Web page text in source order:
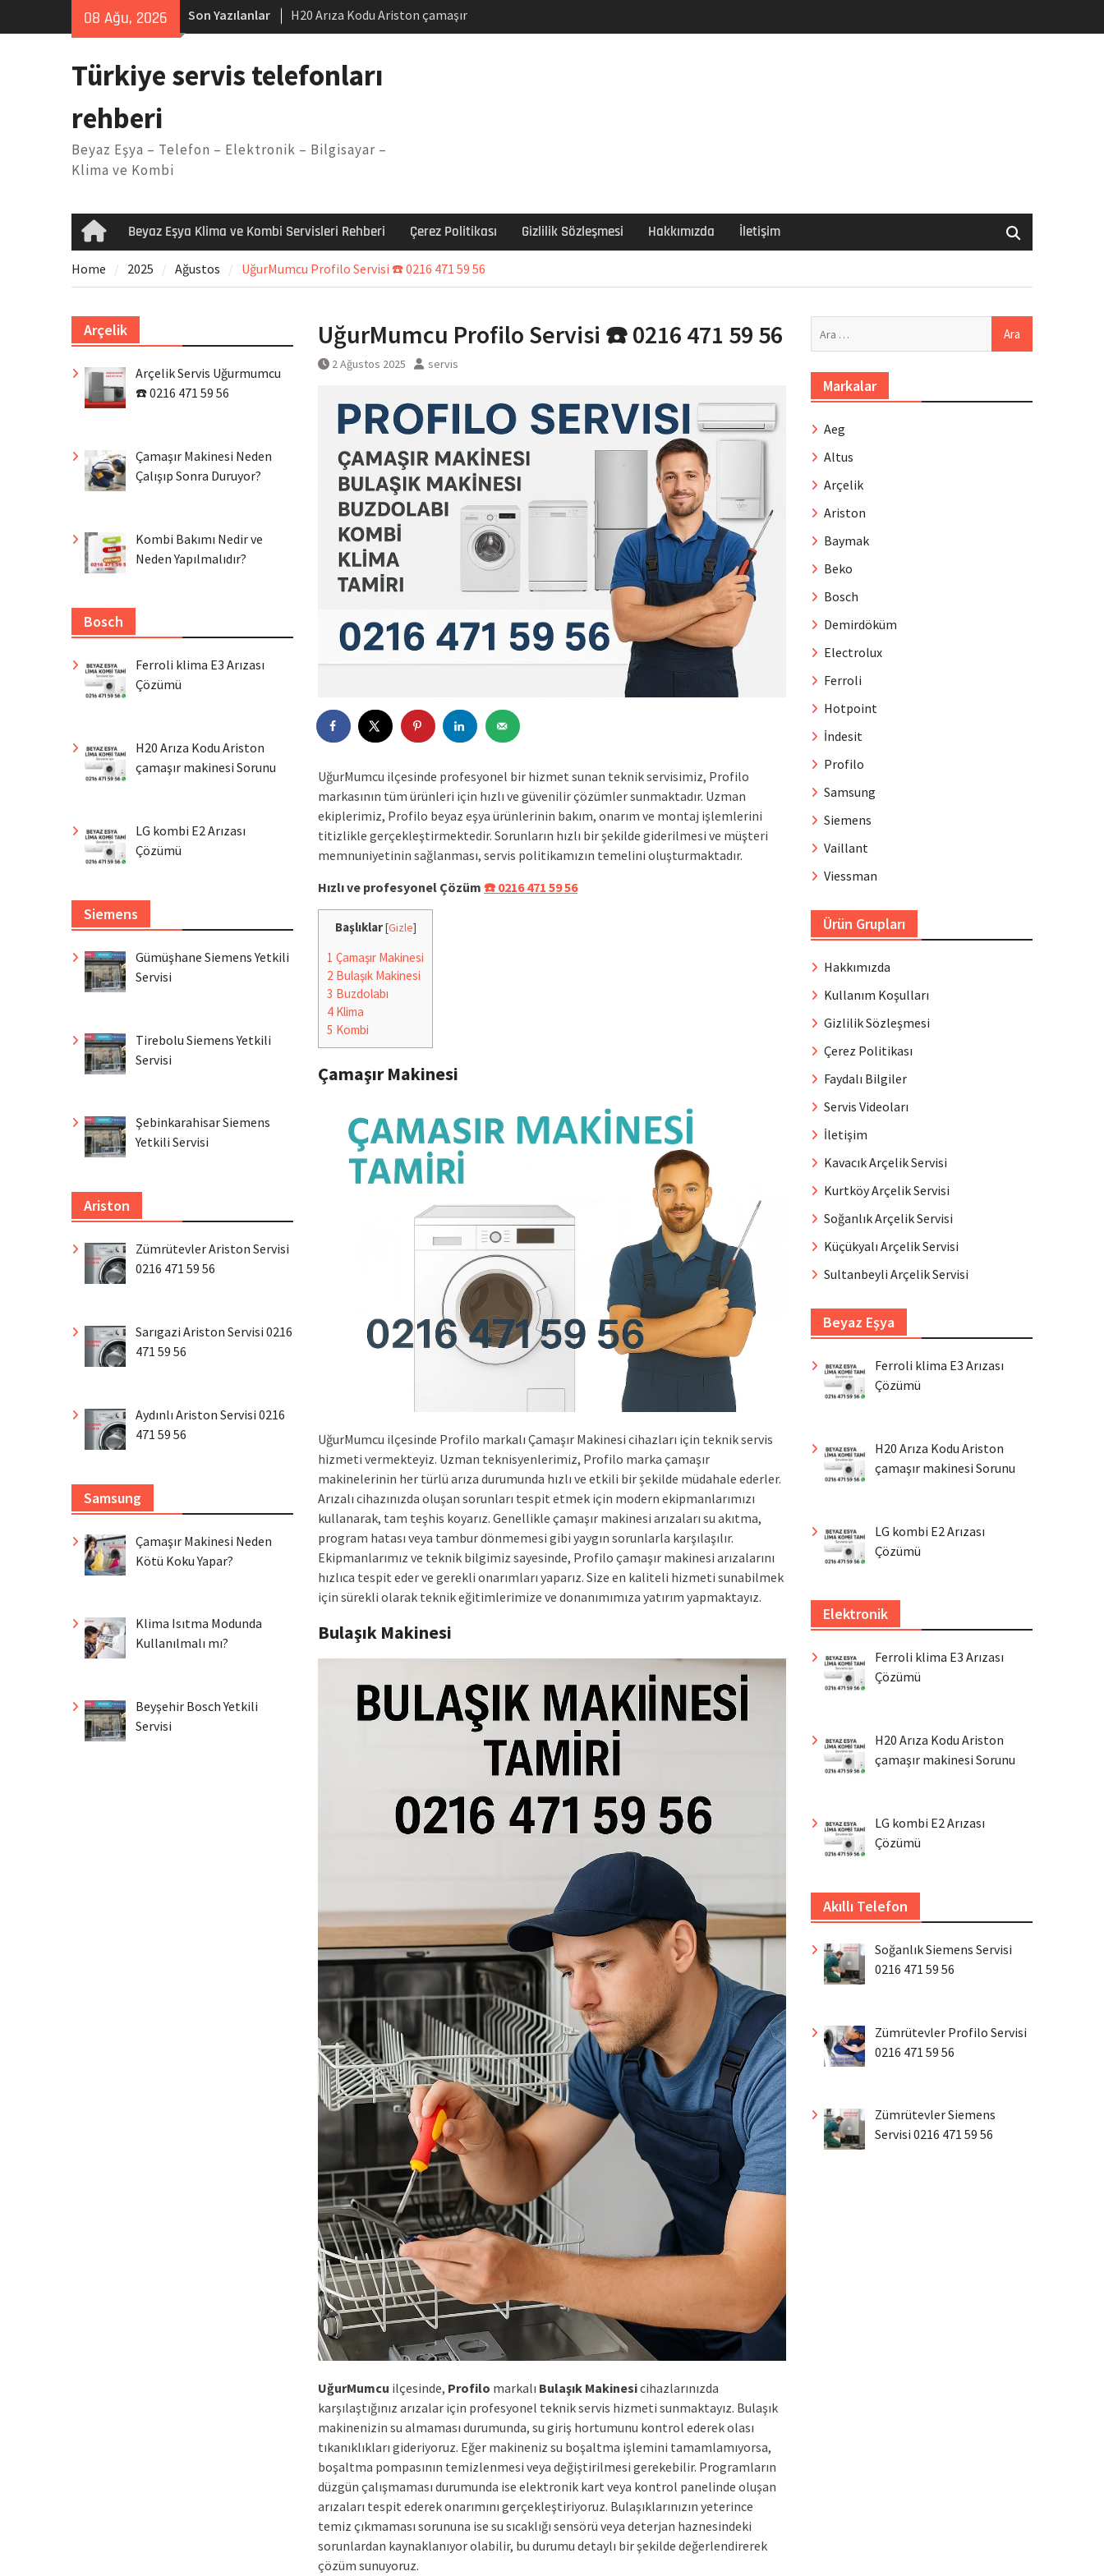
08 Ağu, 2026 Son Yazılanlar
H20 Arıza Kodu Ariston çamaşır
makinesi Sorunu
Arçelik buzdolabı F5 Hatası Çözüm
Ferroli klima E3 Arızası Çözümü
Türkiye servis telefonları
rehberi
Beyaz Eşya – Telefon – Elektronik – Bilgisayar –
Klima ve Kombi
HomeBeyaz Eşya Klima ve Kombi Servisleri Rehberi Çerez Politikası Gizlilik Sözleşmesi Hakkımızda İletişim
Home 2025 Ağustos UğurMumcu Profilo Servisi ☎️ 0216 471 59 56
UğurMumcu Profilo Servisi ☎️ 0216 471 59 56
2 Ağustos 2025 servis
UğurMumcu ilçesinde profesyonel bir hizmet sunan teknik servisimiz, Profilo
markasının tüm ürünleri için hızlı ve güvenilir çözümler sunmaktadır. Uzman
ekiplerimiz, Profilo beyaz eşya ürünlerinin bakım, onarım ve montaj işlemlerini
titizlikle gerçekleştirmektedir. Sorunların hızlı bir şekilde giderilmesi ve müşteri
memnuniyetinin sağlanması, servis politikamızın temelini oluşturmaktadır.
Hızlı ve profesyonel Çözüm ☎️ 0216 471 59 56
Başlıklar [Gizle]
1 Çamaşır Makinesi
2 Bulaşık Makinesi
3 Buzdolabı
4 Klima
5 Kombi
Çamaşır Makinesi
UğurMumcu ilçesinde Profilo markalı Çamaşır Makinesi cihazları için teknik servis
hizmeti vermekteyiz. Uzman teknisyenlerimiz, Profilo marka çamaşır
makinelerinin her türlü arıza durumunda hızlı ve etkili bir şekilde müdahale ederler.
Arızalı cihazınızda oluşan sorunları tespit etmek için modern ekipmanlarımızı
kullanarak, tam teşhis koyarız. Genellikle çamaşır makinesi arızaları su akıtma,
program hatası veya tambur dönmemesi gibi yaygın sorunlarla karşılaşılır.
Ekipmanlarımız ve teknik bilgimiz sayesinde, Profilo çamaşır makinesi arızalarını
hızlıca tespit eder ve gerekli onarımları yaparız. Size en kaliteli hizmeti sunabilmek
için sürekli olarak teknik eğitimlerimize ve donanımımıza yatırım yapmaktayız.
Bulaşık Makinesi
UğurMumcu ilçesinde, Profilo markalı Bulaşık Makinesicihazlarınızda
karşılaştığınız arızalar için profesyonel teknik servis hizmeti sunmaktayız. Bulaşık
makinenizin su almaması durumunda, su giriş hortumunu kontrol ederek olası
tıkanıklıkları gideriyoruz. Eğer makineniz su boşaltma işlemini tamamlamıyorsa,
boşaltma pompasının temizlenmesi veya değiştirilmesi gerekebilir. Programların
düzgün çalışmaması durumunda ise elektronik kart veya kontrol panelinde oluşan
arızaları tespit ederek onarımını gerçekleştiriyoruz. Bulaşıklarınızın yeterince
temiz çıkmaması sorununa ise su sıcaklığı sensörü veya deterjan haznesindeki
sorunlardan kaynaklanıyor olabilir, bu durumu detaylı bir şekilde değerlendirerek
çözüm sunuyoruz.
Markalar
Aeg
Altus
Arçelik
Ariston
Baymak
Beko
Bosch
Demirdöküm
Electrolux
Ferroli
Hotpoint
İndesit
Profilo
Samsung
Siemens
Vaillant
Viessman
Ürün Grupları
Hakkımızda
Kullanım Koşulları
Gizlilik Sözleşmesi
Çerez Politikası
Faydalı Bilgiler
Servis Videoları
İletişim
Kavacık Arçelik Servisi
Kurtköy Arçelik Servisi
Soğanlık Arçelik Servisi
Küçükyalı Arçelik Servisi
Sultanbeyli Arçelik Servisi
Beyaz Eşya
Ferroli klima E3 Arızası
Çözümü
H20 Arıza Kodu Ariston
çamaşır makinesi Sorunu
LG kombi E2 Arızası
Çözümü
Elektronik
Ferroli klima E3 Arızası
Çözümü
H20 Arıza Kodu Ariston
çamaşır makinesi Sorunu
LG kombi E2 Arızası
Çözümü
Akıllı Telefon
Soğanlık Siemens Servisi
0216 471 59 56
Zümrütevler Profilo Servisi
0216 471 59 56
Zümrütevler Siemens
Servisi 0216 471 59 56
Arçelik
Arçelik Servis Uğurmumcu
☎️ 0216 471 59 56
Çamaşır Makinesi Neden
Çalışıp Sonra Duruyor?
Kombi Bakımı Nedir ve
Neden Yapılmalıdır?
Bosch
Ferroli klima E3 Arızası
Çözümü
H20 Arıza Kodu Ariston
çamaşır makinesi Sorunu
LG kombi E2 Arızası
Çözümü
Siemens
Gümüşhane Siemens Yetkili
Servisi
Tirebolu Siemens Yetkili
Servisi
Şebinkarahisar Siemens
Yetkili Servisi
Ariston
Zümrütevler Ariston Servisi
0216 471 59 56
Sarıgazi Ariston Servisi 0216
471 59 56
Aydınlı Ariston Servisi 0216
471 59 56
Samsung
Çamaşır Makinesi Neden
Kötü Koku Yapar?
Klima Isıtma Modunda
Kullanılmalı mı?
Beyşehir Bosch Yetkili
Servisi